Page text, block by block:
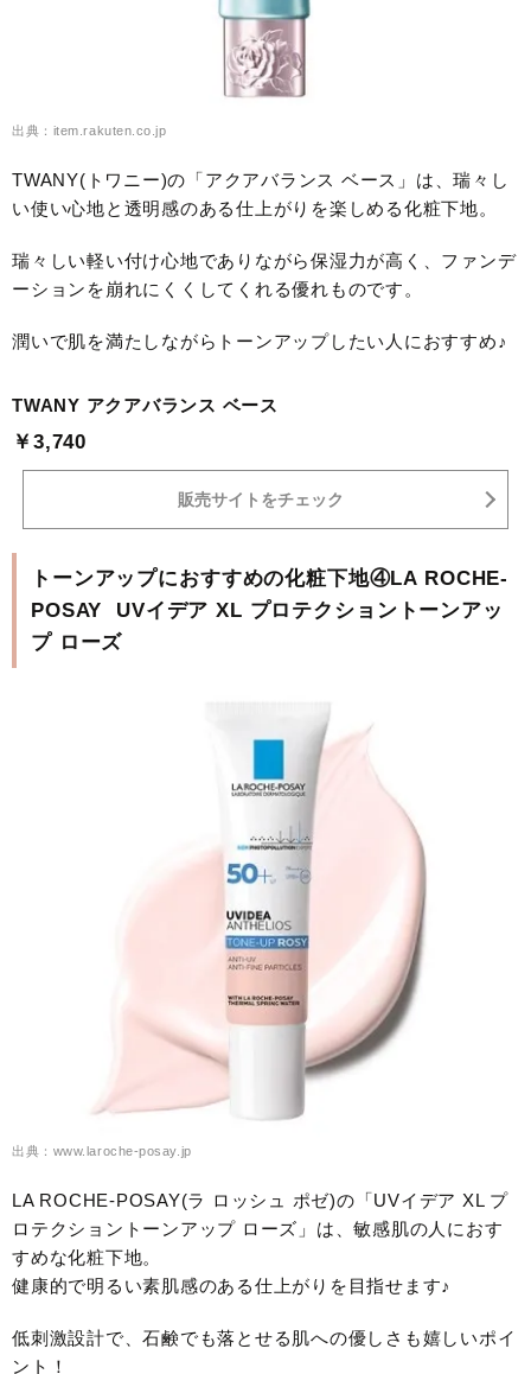
出典：item.rakuten.co.jp
TWANY(トワニー)の「アクアバランス ベース」は、瑞々し
い使い心地と透明感のある仕上がりを楽しめる化粧下地。
瑞々しい軽い付け心地でありながら保湿力が高く、ファンデ
ーションを崩れにくくしてくれる優れものです。
潤いで肌を満たしながらトーンアップしたい人におすすめ♪
TWANY アクアバランス ベース
￥3,740
販売サイトをチェック
トーンアップにおすすめの化粧下地④LA ROCHE-
POSAY UVイデア XL プロテクショントーンアッ
プ ローズ
出典：www.laroche-posay.jp
LA ROCHE-POSAY(ラ ロッシュ ポゼ)の「UVイデア XL プ
ロテクショントーンアップ ローズ」は、敏感肌の人におす
すめな化粧下地。
健康的で明るい素肌感のある仕上がりを目指せます♪
低刺激設計で、石鹸でも落とせる肌への優しさも嬉しいポイ
ント！